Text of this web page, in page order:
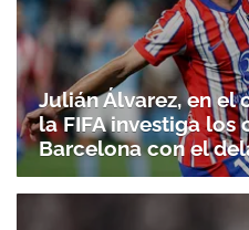
Julián Álvarez, en el
la FIFA investiga los
Barcelona con el